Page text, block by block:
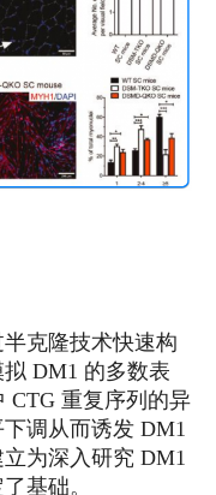
克隆技术快速构
DM1 的多数表
CTG 重复序列的异
调从而诱发 DM1
为深入研究 DM1
基础。